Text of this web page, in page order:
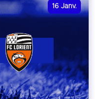
16 Janv.